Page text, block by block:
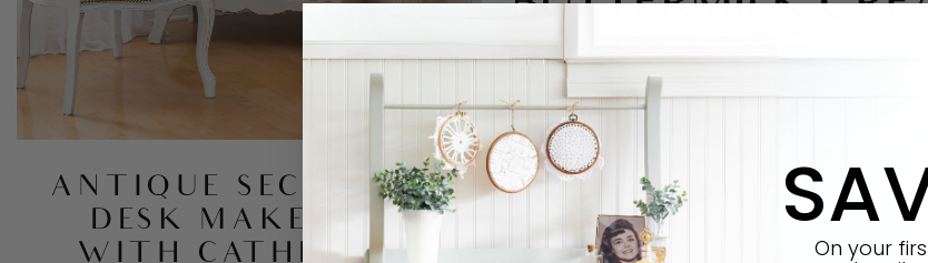
ANTIQUE SECRETARY
DESK MAKEOVER
WITH CATHEDRAL
BUTTERMILK CREAM
On your